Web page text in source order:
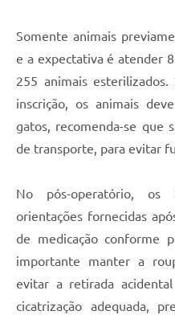
Somente animais
e a expectativa é atender
255 animais
inscrição, os animais
gatos, recomenda-se que
de transporte, para evitar
No pós-operatório,
orientações fornecidas
de medicação conforme
importante manter a
evitar a retirada
cicatrização adequada,